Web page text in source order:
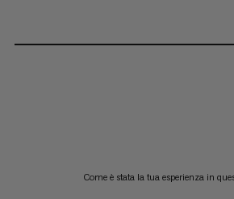
Come è stata la tua esperienza in